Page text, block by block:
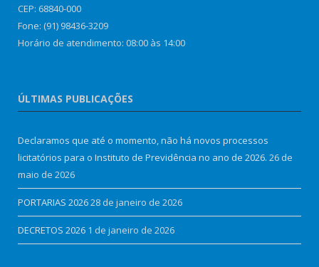
CEP: 68840-000
Fone: (91) 98436-3209
Horário de atendimento: 08:00 às 14:00
ÚLTIMAS PUBLICAÇÕES
Declaramos que até o momento, não há novos processos
licitatórios para o Instituto de Previdência no ano de 2026. 26 de
maio de 2026
PORTARIAS 202628 de janeiro de 2026
DECRETOS 2026 1 de janeiro de 2026